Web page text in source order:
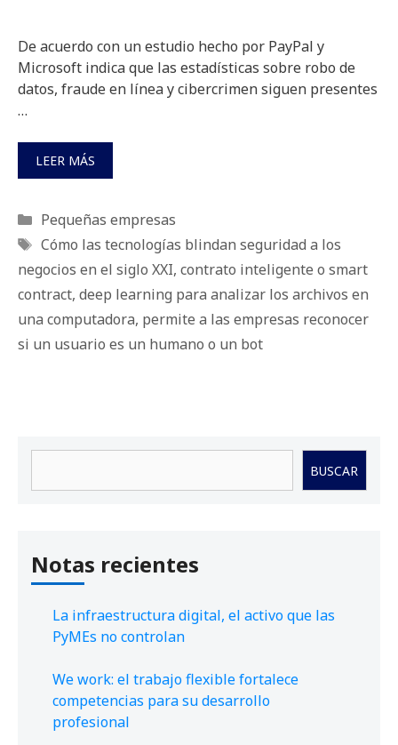
De acuerdo con un estudio hecho por PayPal y
Microsoft indica que las estadísticas sobre robo de
datos, fraude en línea y cibercrimen siguen presentes
…
LEER MÁS
Categorías
Pequeñas empresas
Etiquetas
Cómo las tecnologías blindan seguridad a los
negocios en el siglo XXI, contrato inteligente o smart
contract, deep learning para analizar los archivos en
una computadora, permite a las empresas reconocer
si un usuario es un humano o un bot
BUSCAR
Notas recientes
La infraestructura digital, el activo que las
PyMEs no controlan
We work: el trabajo flexible fortalece
competencias para su desarrollo
profesional